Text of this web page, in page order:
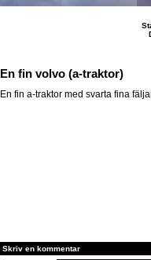
En fin volvo (a-traktor)
En fin a-traktor med svarta fina
Skriv en kommentar